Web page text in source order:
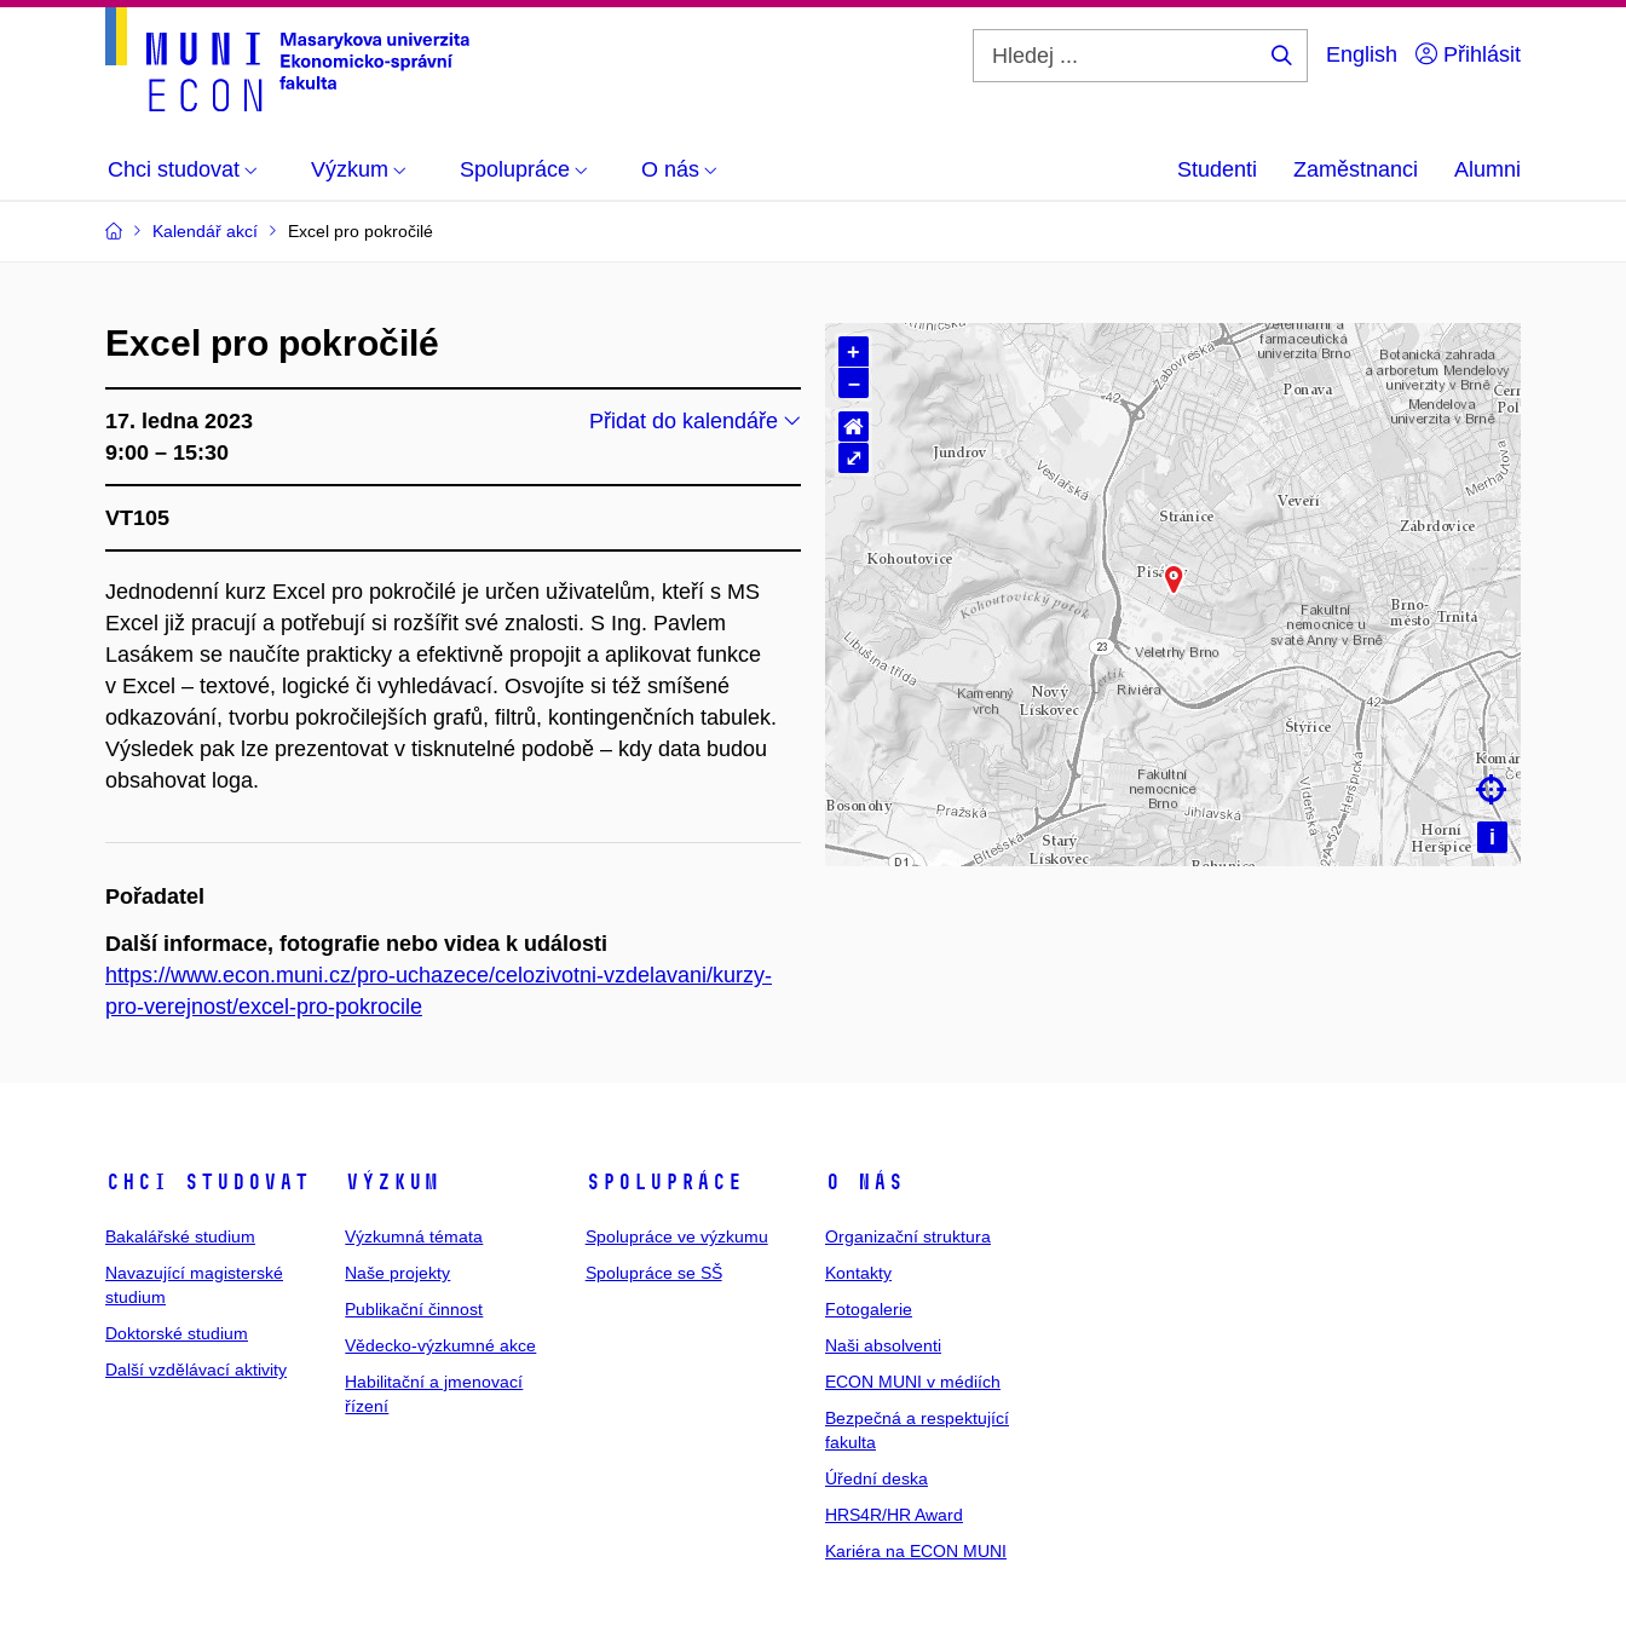
English Přihlásit
Chci studovat Výzkum Spolupráce O nás Studenti Zaměstnanci Alumni
Kalendář akcí Excel pro pokročilé
Excel pro pokročilé
17. ledna 2023
9:00 – 15:30
Přidat do kalendáře
VT105
Jednodenní kurz Excel pro pokročilé je určen uživatelům, kteří s MS
Excel již pracují a potřebují si rozšířit své znalosti. S Ing. Pavlem
Lasákem se naučíte prakticky a efektivně propojit a aplikovat funkce
v Excel – textové, logické či vyhledávací. Osvojíte si též smíšené
odkazování, tvorbu pokročilejších grafů, filtrů, kontingenčních tabulek.
Výsledek pak lze prezentovat v tisknutelné podobě – kdy data budou
obsahovat loga.
Pořadatel
Další informace, fotografie nebo videa k události
https://www.econ.muni.cz/pro-uchazece/celozivotni-vzdelavani/kurzy-
pro-verejnost/excel-pro-pokrocile
Načítám mapu…
+
–
i

⌂
⤢
Chci studovat
Bakalářské studium
Navazující magisterské
studium
Doktorské studium
Další vzdělávací aktivity
Výzkum
Výzkumná témata
Naše projekty
Publikační činnost
Vědecko-výzkumné akce
Habilitační a jmenovací
řízení
Spolupráce
Spolupráce ve výzkumu
Spolupráce se SŠ
O nás
Organizační struktura
Kontakty
Fotogalerie
Naši absolventi
ECON MUNI v médiích
Bezpečná a respektující
fakulta
Úřední deska
HRS4R/HR Award
Kariéra na ECON MUNI